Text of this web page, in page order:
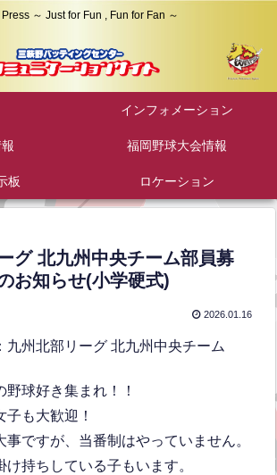
Press ～ Just for Fun , Fun for Fan ～
インフォメーション
福岡野球大会情報
板 ロケーション
グ 北九州中央チーム部員募
お知らせ(小学硬式)
2026.01.16
九州北部リーグ 北九州中央チーム
球好き集まれ！！
も大歓迎！
ですが、当番制はやっていません。
持ちしている子もいます。